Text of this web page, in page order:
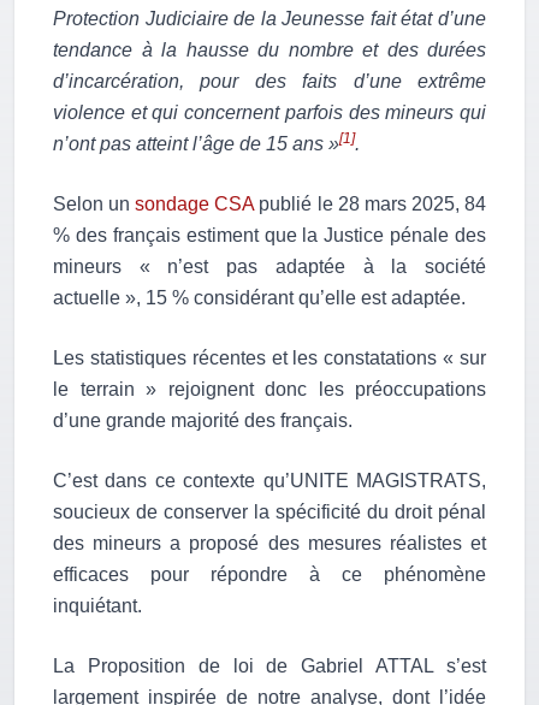
Protection Judiciaire de la Jeunesse fait état d’une
tendance à la hausse du nombre et des durées
d’incarcération, pour des faits d’une extrême
violence et qui concernent parfois des mineurs qui
n’ont pas atteint l’âge de 15 ans »[1].
Selon unsondage CSApublié le 28 mars 2025, 84
% des français estiment que la Justice pénale des
mineurs « n’est pas adaptée à la société
actuelle », 15 % considérant qu’elle est adaptée.
Les statistiques récentes et les constatations « sur
le terrain » rejoignent donc les préoccupations
d’une grande majorité des français.
C’est dans ce contexte qu’UNITE MAGISTRATS,
soucieux de conserver la spécificité du droit pénal
des mineurs a proposé des mesures réalistes et
efficaces pour répondre à ce phénomène
inquiétant.
La Proposition de loi de Gabriel ATTAL s’est
largement inspirée de notre analyse, dont l’idée